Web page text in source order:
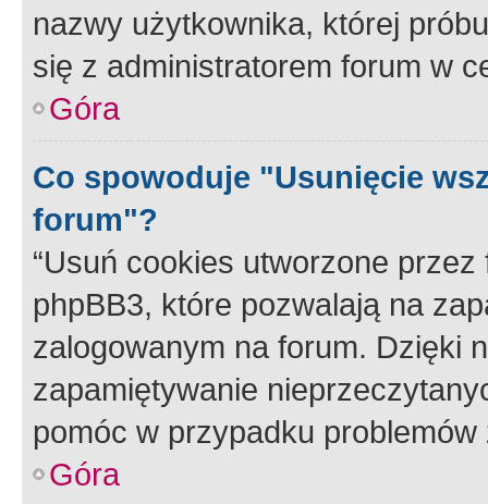
nazwy użytkownika, której
się z administratorem forum w
Góra
Co spowoduje "Usunięcie
forum"?
“Usuń cookies utworzone
phpBB3, które pozwalają na
zalogowanym na forum. Dzięki
zapamiętywanie
pomóc w przypadku
Góra